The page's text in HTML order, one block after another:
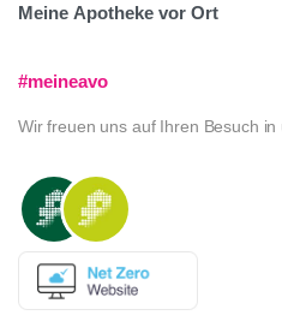
Meine Apotheke vor Ort
#meineavo
Wir freuen uns auf Ihren Besuch in